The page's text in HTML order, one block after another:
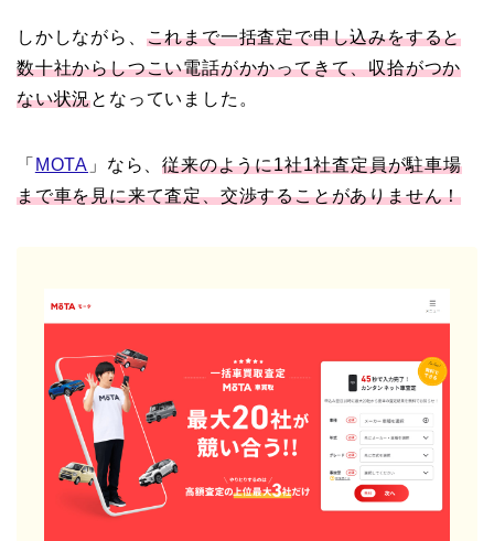
しかしながら、 これまで一括査定で申し込みをすると
数十社からしつこい電話がかかってきて、収拾がつか
ない状況となっていました。
「 MOTA 」なら、従来のように1社1社査定員が駐車場
まで車を見に来て査定、交渉することがありません！